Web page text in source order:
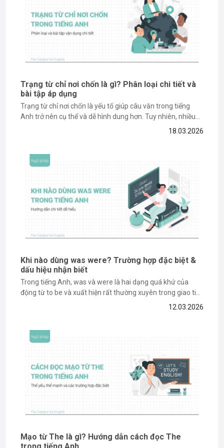
Trạng từ chỉ nơi chốn là gì? Phân loại chi tiết và
bài tập áp dụng
Trạng từ chỉ nơi chốn là yếu tố giúp câu văn trong tiếng
Anh trở nên cụ thể và dễ hình dung hơn. Tuy nhiên, nhiều
bạn vẫn gặp khó khăn khi phân biệt và sử dụng đúng các
18.03.2026
Khi nào dùng was were? Trường hợp đặc biệt &
dấu hiệu nhận biết
Trong tiếng Anh, was và were là hai dạng quá khứ của
động từ to be và xuất hiện rất thường xuyên trong giao tiếp
cũng như bài thi IELTS. Tuy nhiên, nhiều bạn học vẫn dễ
12.03.2026
Mạo từ The là gì? Hướng dẫn cách đọc The
trong tiếng Anh